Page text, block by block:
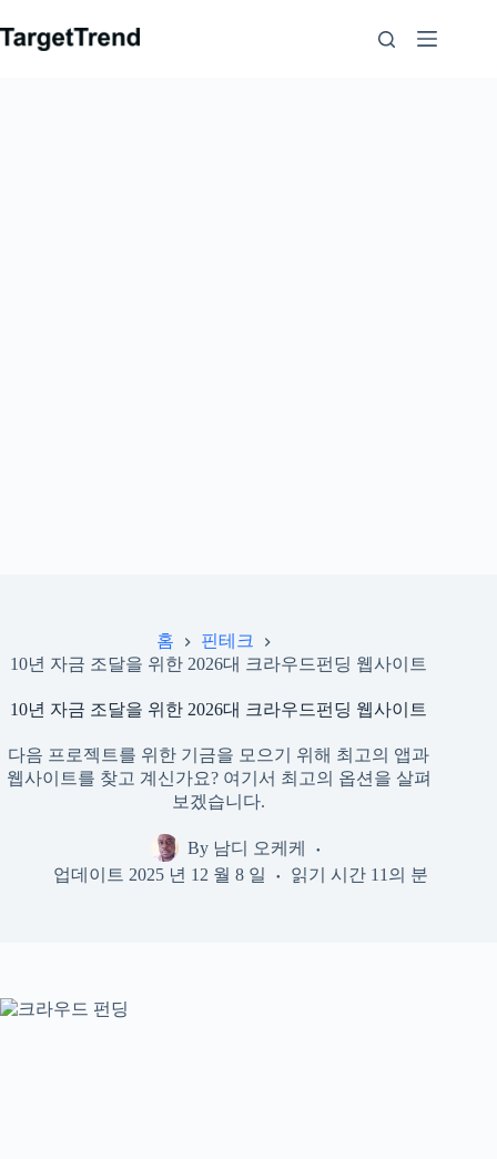
텐
홈
핀테크
10년 자금 조달을 위한 2026대 크라우드펀딩 웹사이트
10년 자금 조달을 위한 2026대 크라우드펀딩 웹사이트
다음 프로젝트를 위한 기금을 모으기 위해 최고의 앱과
웹사이트를 찾고 계신가요? 여기서 최고의 옵션을 살펴
보겠습니다.
By 남디 오케케
업데이트 2025 년 12 월 8 일 읽기 시간 11의 분